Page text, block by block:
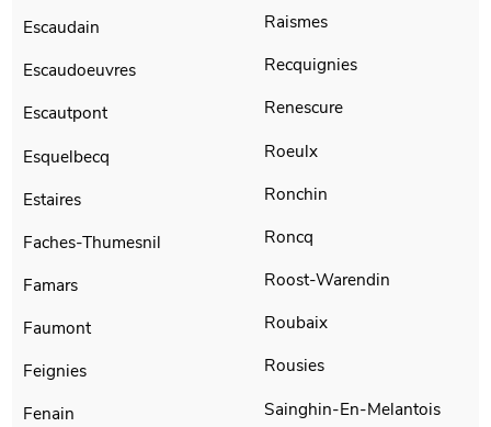
Escaudain
Escaudoeuvres
Escautpont
Esquelbecq
Estaires
Faches-Thumesnil
Famars
Faumont
Feignies
Fenain
Raismes
Recquignies
Renescure
Roeulx
Ronchin
Roncq
Roost-Warendin
Roubaix
Rousies
Sainghin-En-Melantois